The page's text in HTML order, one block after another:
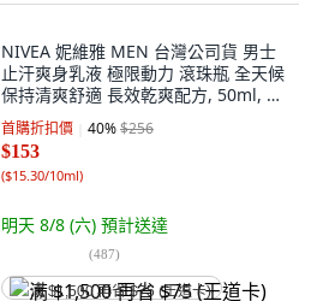
NIVEA 妮維雅 MEN 台灣公司貨 男士
止汗爽身乳液 極限動力 滾珠瓶 全天候
保持清爽舒適 長效乾爽配方, 50ml, 2
瓶
首購折扣價 40%$256
$153
($15.30/10ml)
明天 8/8 (六) 預計送達
(487)
满 $1,500 再省 $75 (王道卡)